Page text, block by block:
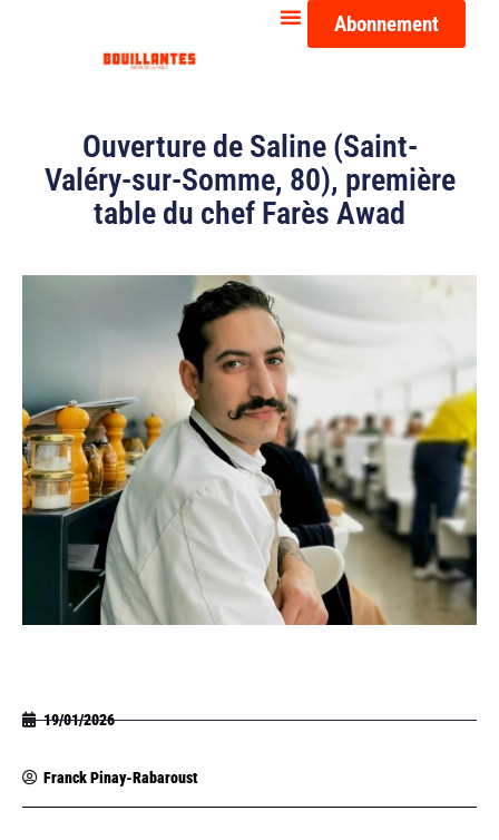
Abonnement
Ouverture de Saline (Saint-
Valéry-sur-Somme, 80), première
table du chef Farès Awad
19/01/2026
Franck Pinay-Rabaroust